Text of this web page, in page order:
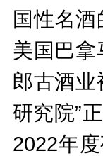
国性名
美国巴拿
郎古酒业
研究院”
2022年